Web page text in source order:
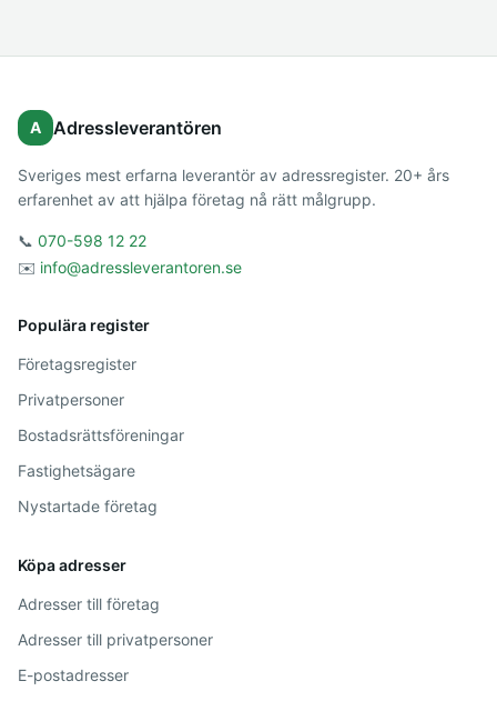
A Adressleverantören
Sveriges mest erfarna leverantör av adressregister. 20+ års
erfarenhet av att hjälpa företag nå rätt målgrupp.
📞 070-598 12 22
✉️ info@adressleverantoren.se
Populära register
Företagsregister
Privatpersoner
Bostadsrättsföreningar
Fastighetsägare
Nystartade företag
Köpa adresser
Adresser till företag
Adresser till privatpersoner
E-postadresser